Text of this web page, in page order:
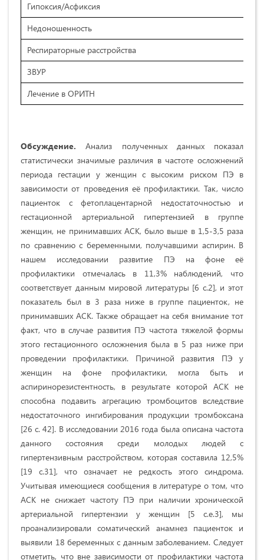
Гипоксия/Асфиксия
Недоношенность
Респираторные расстройства
ЗВУР
Лечение в ОРИТН
Обсуждение.Анализ полученных данных показал
статистически значимые различия в частоте осложнений
периода гестации у женщин с высоким риском ПЭ в
зависимости от проведения её профилактики. Так, число
пациенток с фетоплацентарной недостаточностью и
гестационной артериальной гипертензией в группе
женщин, не принимавших АСК, было выше в 1,5-3,5 раза
по сравнению с беременными, получавшими аспирин. В
нашем исследовании развитие ПЭ на фоне её
профилактики отмечалась в 11,3% наблюдений, что
соответствует данным мировой литературы [6 с.2], и этот
показатель был в 3 раза ниже в группе пациенток, не
принимавших АСК. Также обращает на себя внимание тот
факт, что в случае развития ПЭ частота тяжелой формы
этого гестационного осложнения была в 5 раз ниже при
проведении профилактики. Причиной развития ПЭ у
женщин на фоне профилактики, могла быть и
аспиринорезистентность, в результате которой АСК не
способна подавить агрегацию тромбоцитов вследствие
недостаточного ингибирования продукции тромбоксана
[26 с. 42]. В исследовании 2016 года была описана частота
данного состояния среди молодых людей с
гипертензивным расстройством, которая составила 12,5%
[19 с.31], что означает не редкость этого синдрома.
Учитывая имеющиеся сообщения в литературе о том, что
АСК не снижает частоту ПЭ при наличии хронической
артериальной гипертензии у женщин [5 c.e.3], мы
проанализировали соматический анамнез пациенток и
выявили 18 беременных с данным заболеванием. Следует
отметить, что вне зависимости от профилактики частота